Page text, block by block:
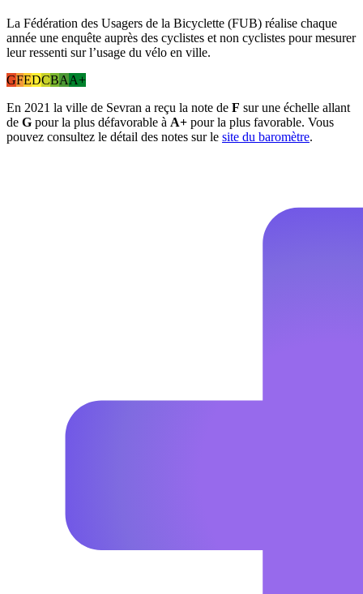
La Fédération des Usagers de la Bicyclette (FUB) réalise chaque
année une enquête auprès des cyclistes et non cyclistes pour mesurer
leur ressenti sur l’usage du vélo en ville.
GFEDCBAA+
En 2021 la ville de Sevran a reçu la note de F sur une échelle allant
de G pour la plus défavorable à A+ pour la plus favorable. Vous
pouvez consultez le détail des notes sur le site du baromètre.